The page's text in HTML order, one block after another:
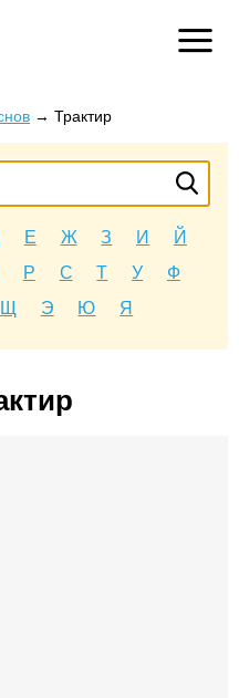
→ Трактир
Е Ж З И
Й
Р С Т У
Ф
Щ Э Ю Я